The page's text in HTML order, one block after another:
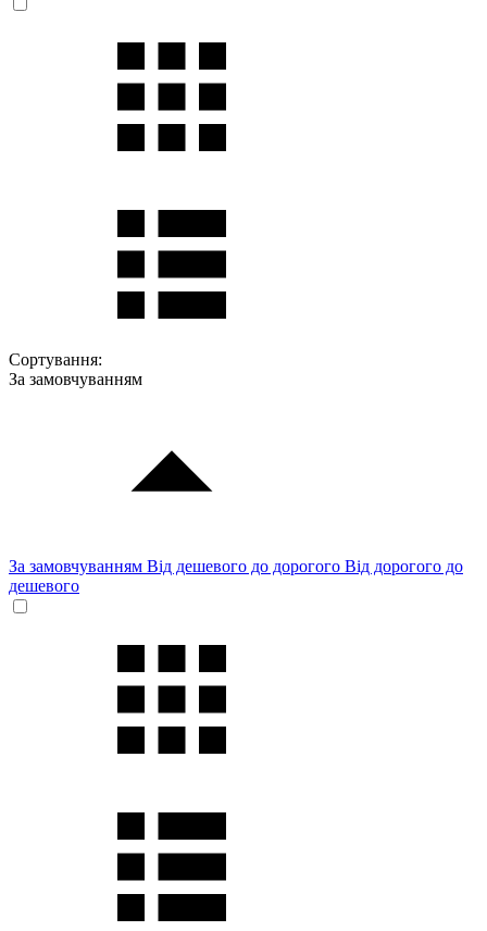
Сортування:
За замовчуванням
За замовчуванням Від дешевого до дорогого Від дорогого до
дешевого